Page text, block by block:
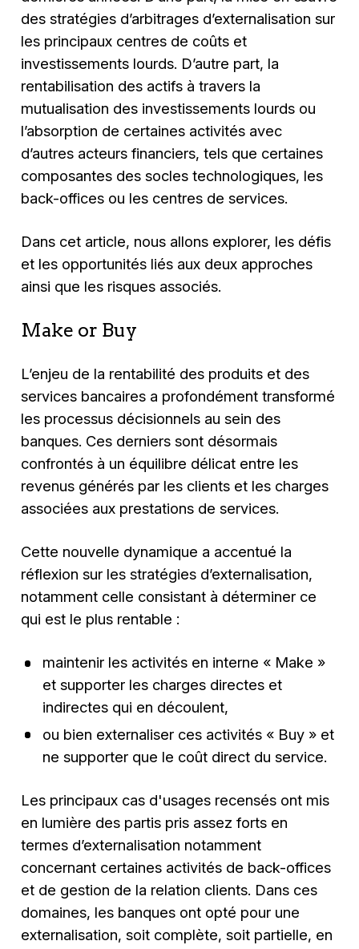
des stratégies d’arbitrages d’externalisation sur
les principaux centres de coûts et
investissements lourds. D’autre part, la
rentabilisation des actifs à travers la
mutualisation des investissements lourds ou
l’absorption de certaines activités avec
d’autres acteurs financiers, tels que certaines
composantes des socles technologiques, les
back-offices ou les centres de services.
Dans cet article, nous allons explorer, les défis
et les opportunités liés aux deux approches
ainsi que les risques associés.
Make or Buy
L’enjeu de la rentabilité des produits et des
services bancaires a profondément transformé
les processus décisionnels au sein des
banques. Ces derniers sont désormais
confrontés à un équilibre délicat entre les
revenus générés par les clients et les charges
associées aux prestations de services.
Cette nouvelle dynamique a accentué la
réflexion sur les stratégies d’externalisation,
notamment celle consistant à déterminer ce
qui est le plus rentable :
maintenir les activités en interne « Make »
et supporter les charges directes et
indirectes qui en découlent,
ou bien externaliser ces activités « Buy » et
ne supporter que le coût direct du service.
Les principaux cas d'usages recensés ont mis
en lumière des partis pris assez forts en
termes d’externalisation notamment
concernant certaines activités de back-offices
et de gestion de la relation clients. Dans ces
domaines, les banques ont opté pour une
externalisation, soit complète, soit partielle, en